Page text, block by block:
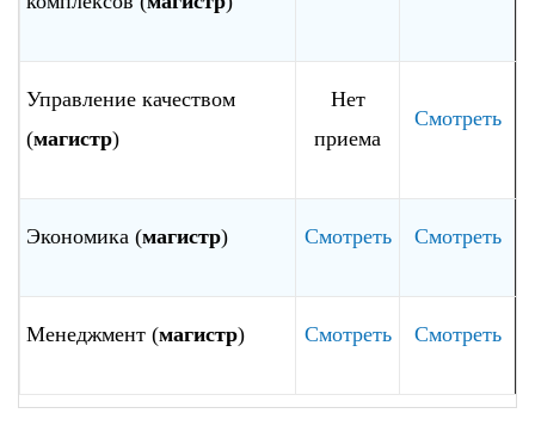
Управление качеством
(магистр)
Нет
приема
Смотреть
Экономика (магистр) Смотреть Смотреть
Менеджмент (магистр) Смотреть Смотреть